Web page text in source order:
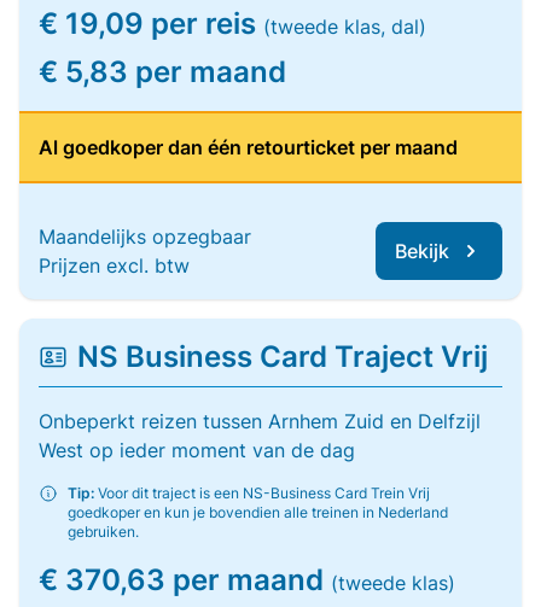
€ 19,09 per reis (tweede klas, dal)
€ 5,83 per maand
Al goedkoper dan één retourticket per maand
Maandelijks opzegbaar
Prijzen excl. btw
Bekijk
NS Business Card Traject Vrij
Onbeperkt reizen tussen Arnhem Zuid en Delfzijl
West op ieder moment van de dag
Tip: Voor dit traject is een NS-Business Card Trein Vrij
goedkoper en kun je bovendien alle treinen in Nederland
gebruiken.
€ 370,63 per maand (tweede klas)